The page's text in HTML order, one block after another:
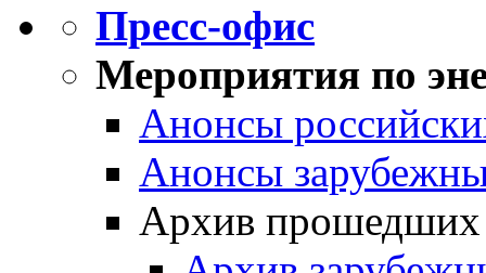
Пресс-офис
Мероприятия по
Анонсы
Анонсы
Архив прошедших